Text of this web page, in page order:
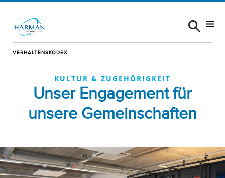
VERHALTENSKODEX
KULTUR & ZUGEHÖRIGKEIT
Unser Engagement für
unsere Gemeinschaften